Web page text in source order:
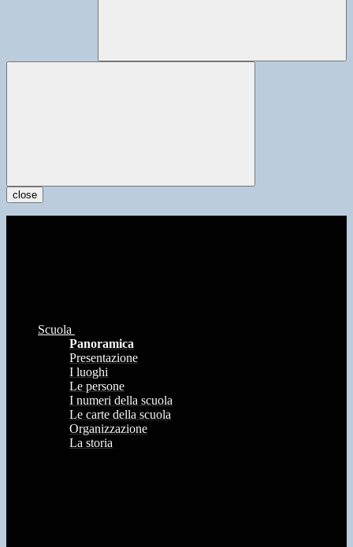
close
Scuola
Panoramica
Presentazione
I luoghi
Le persone
I numeri della scuola
Le carte della scuola
Organizzazione
La storia